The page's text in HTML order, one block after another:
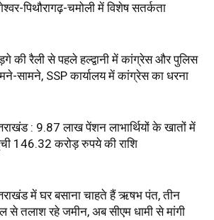
पिथौरागढ़-चमोली में विशेष सतर्कता
की रैली से पहले हल्द्वानी में कांग्रेस और पुलिस
सामने, SSP कार्यालय में कांग्रेस का धरना
: 9.87 लाख पेंशन लाभार्थियों के खातों में
146.32 करोड़ रुपये की राशि
में घर बसाना चाहते हैं ऋषभ पंत, तीन
से तलाश रहे जमीन, अब सीएम धामी से मांगी